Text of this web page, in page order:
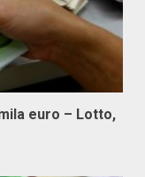
euro – Lotto,